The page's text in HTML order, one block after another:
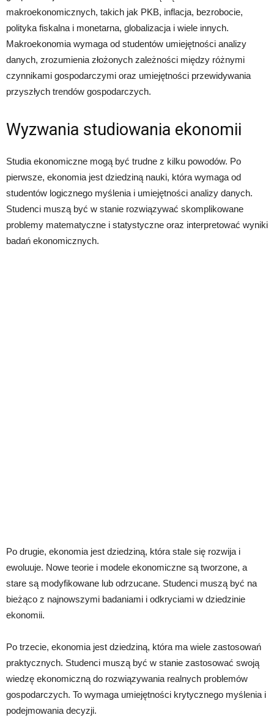
makroekonomicznych, takich jak PKB, inflacja, bezrobocie,
polityka fiskalna i monetarna, globalizacja i wiele innych.
Makroekonomia wymaga od studentów umiejętności analizy
danych, zrozumienia złożonych zależności między różnymi
czynnikami gospodarczymi oraz umiejętności przewidywania
przyszłych trendów gospodarczych.
Wyzwania studiowania ekonomii
Studia ekonomiczne mogą być trudne z kilku powodów. Po
pierwsze, ekonomia jest dziedziną nauki, która wymaga od
studentów logicznego myślenia i umiejętności analizy danych.
Studenci muszą być w stanie rozwiązywać skomplikowane
problemy matematyczne i statystyczne oraz interpretować wyniki
badań ekonomicznych.
Po drugie, ekonomia jest dziedziną, która stale się rozwija i
ewoluuje. Nowe teorie i modele ekonomiczne są tworzone, a
stare są modyfikowane lub odrzucane. Studenci muszą być na
bieżąco z najnowszymi badaniami i odkryciami w dziedzinie
ekonomii.
Po trzecie, ekonomia jest dziedziną, która ma wiele zastosowań
praktycznych. Studenci muszą być w stanie zastosować swoją
wiedzę ekonomiczną do rozwiązywania realnych problemów
gospodarczych. To wymaga umiejętności krytycznego myślenia i
podejmowania decyzji.